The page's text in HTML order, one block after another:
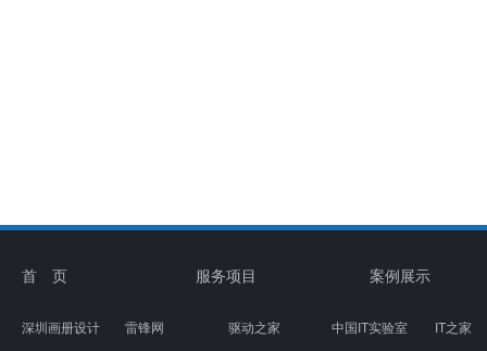
首 页 服务项目 案例展示
深圳画册设计 雷锋网 驱动之家 中国IT实验室 IT之家